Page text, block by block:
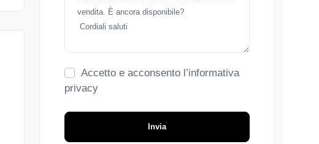
Accetto e acconsento l’informativa
privacy
Invia